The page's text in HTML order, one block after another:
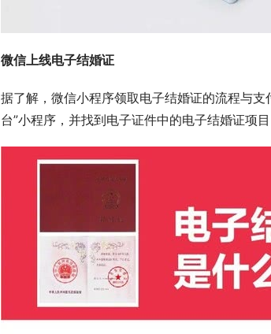
微信上线电子结婚证
据了解，微信小程序领取电子结婚证的流程与
台”小程序，并找到电子证件中的电子结婚证项